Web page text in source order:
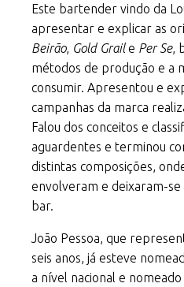
Este bartender vindo da
apresentar e explicar as
Beirão, Gold Graile Per Se,
métodos de produção e a
consumir. Apresentou e
campanhas da marca
Falou dos conceitos e
aguardentes e terminou
distintas composições,
envolveram e deixaram-
bar.
João Pessoa, que
seis anos, já esteve
a nível nacional e